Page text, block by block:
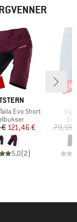
Evo Short
Pris
Nedsat pris
121,46 €
5,0(2)
79,95
til